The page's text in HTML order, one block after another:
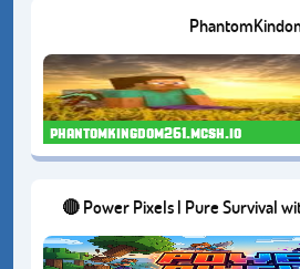
phantomkingdom261.mcsh.io
🔴 Power Pixels | Pure Survival